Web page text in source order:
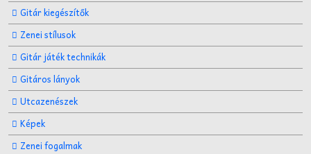
Gitár kiegészítők
Zenei stílusok
Gitár játék technikák
Gitáros lányok
Utcazenészek
Képek
Zenei fogalmak